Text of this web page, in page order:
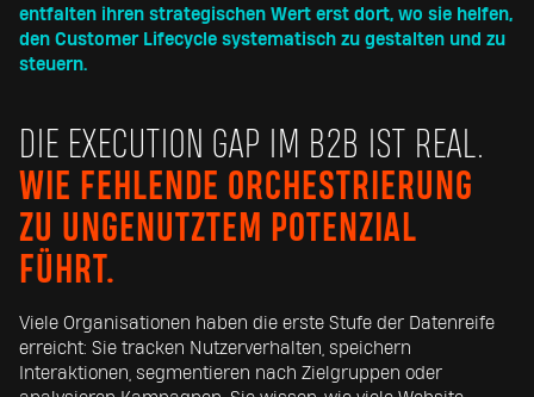
entfalten ihren strategischen Wert erst dort, wo sie helfen,
den Customer Lifecycle systematisch zu gestalten und zu
steuern.
DIE EXECUTION GAP IM B2B IST REAL.
WIE FEHLENDE ORCHESTRIERUNG
ZU UNGENUTZTEM POTENZIAL
FÜHRT.
Viele Organisationen haben die erste Stufe der Datenreife
erreicht: Sie tracken Nutzerverhalten, speichern
Interaktionen, segmentieren nach Zielgruppen oder